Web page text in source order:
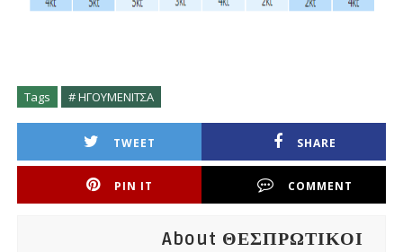
Tags # ΗΓΟΥΜΕΝΙΤΣΑ
TWEET SHARE
PIN IT COMMENT
About ΘΕΣΠΡΩΤΙΚΟΙ